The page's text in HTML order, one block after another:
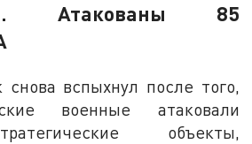
Атакованы 85
вспыхнул после того,
военные атаковали
объекты,